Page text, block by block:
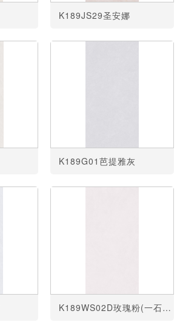
K189JS29圣安娜
K189G01芭提雅灰
K189WS02D玫瑰粉(一石四面)